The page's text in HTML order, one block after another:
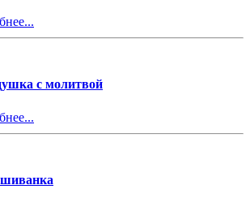
с молитвой